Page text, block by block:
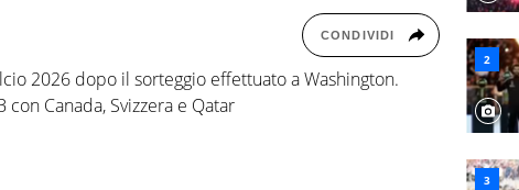
CONDIVIDI
2026 dopo il sorteggio effettuato a Washington.
Canada, Svizzera e Qatar